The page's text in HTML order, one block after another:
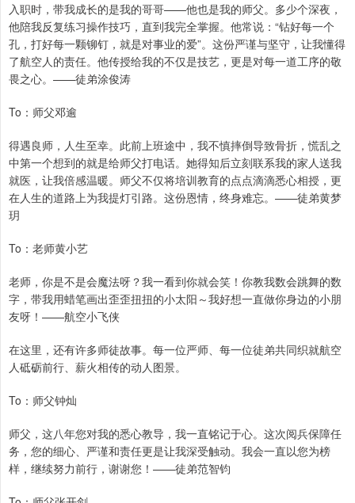
入职时，带我成长的是我的哥哥——他也是我的师父。多少个深夜，
他陪我反复练习操作技巧，直到我完全掌握。他常说：“钻好每一个
孔，打好每一颗铆钉，就是对事业的爱”。这份严谨与坚守，让我懂得
了航空人的责任。他传授给我的不仅是技艺，更是对每一道工序的敬
畏之心。——徒弟涂俊涛
To：师父邓逾
得遇良师，人生至幸。此前上班途中，我不慎摔倒导致骨折，慌乱之
中第一个想到的就是给师父打电话。她得知后立刻联系我的家人送我
就医，让我倍感温暖。师父不仅将培训教育的点点滴滴悉心相授，更
在人生的道路上为我提灯引路。这份恩情，终身难忘。——徒弟黄梦
玥
To：老师黄小艺
老师，你是不是会魔法呀？我一看到你就会笑！你教我数会跳舞的数
字，带我用蜡笔画出歪歪扭扭的小太阳～我好想一直做你身边的小朋
友呀！——航空小飞侠
在这里，还有许多师徒故事。每一位严师、每一位徒弟共同织就航空
人砥砺前行、薪火相传的动人图景。
To：师父钟灿
师父，这八年您对我的悉心教导，我一直铭记于心。这次阅兵保障任
务，您的细心、严谨和责任更是让我深受触动。我会一直以您为榜
样，继续努力前行，谢谢您！——徒弟范智钧